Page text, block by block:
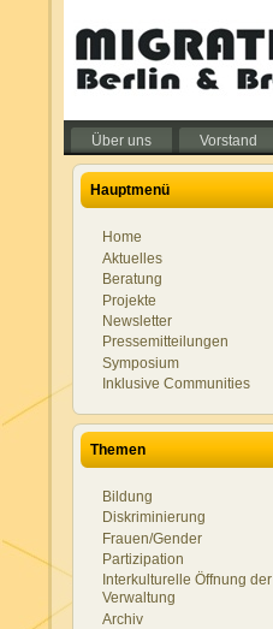
Über uns Vorstand
Hauptmenü
Home
Aktuelles
Beratung
Projekte
Newsletter
Pressemitteilungen
Symposium
Inklusive Communities
Themen
Bildung
Diskriminierung
Frauen/Gender
Partizipation
Interkulturelle Öffnung der
Verwaltung
Archiv